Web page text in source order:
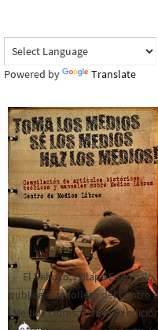
Powered by Translate
El Rebozo, Palapa Editorial,
publica este folleto del Centro
Medios Libres. Esta es la